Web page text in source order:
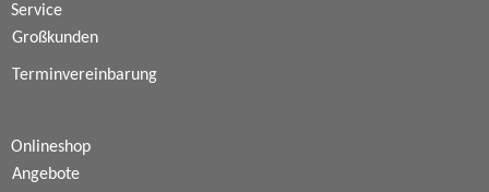
Service
Großkunden
Terminvereinbarung
Onlineshop
Angebote